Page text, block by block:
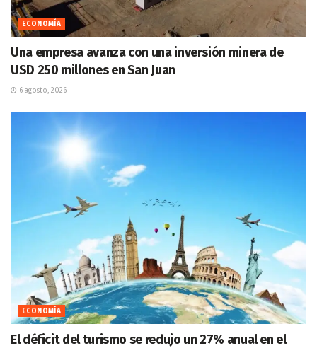
ECONOMÍA
Una empresa avanza con una inversión minera de
USD 250 millones en San Juan
6 agosto, 2026
ECONOMÍA
El déficit del turismo se redujo un 27% anual en el